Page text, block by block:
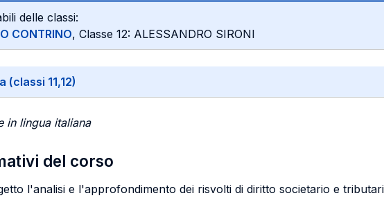
delle classi:
CONTRINO, Classe 12: ALESSANDRO SIRONI
(classi 11,12)
in lingua italiana
del corso
l'analisi e l'approfondimento dei risvolti di diritto societario e